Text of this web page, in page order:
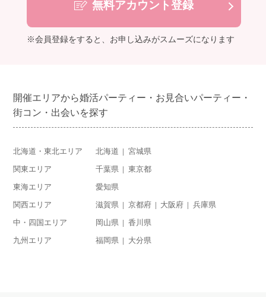
無料アカウント登録
※会員登録をすると、お申し込みがスムーズになります
開催エリアから婚活パーティー・お見合いパーティー・
街コン・出会いを探す
北海道・東北エリア 北海道 宮城県
関東エリア 千葉県 東京都
東海エリア 愛知県
関西エリア 滋賀県 京都府 大阪府 兵庫県
中・四国エリア 岡山県 香川県
九州エリア 福岡県 大分県